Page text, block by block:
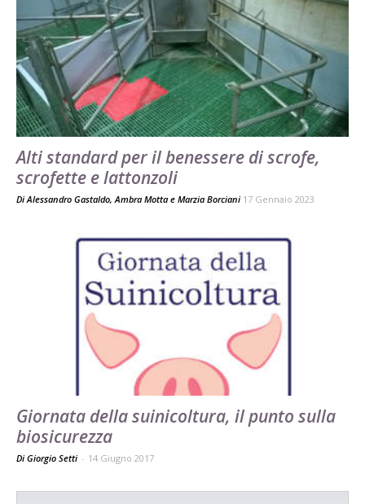
Alti standard per il benessere di scrofe,
scrofette e lattonzoli
Di Alessandro Gastaldo, Ambra Motta e Marzia Borciani 17 Gennaio 2023
Giornata della suinicoltura, il punto sulla
biosicurezza
Di Giorgio Setti - 14 Giugno 2017